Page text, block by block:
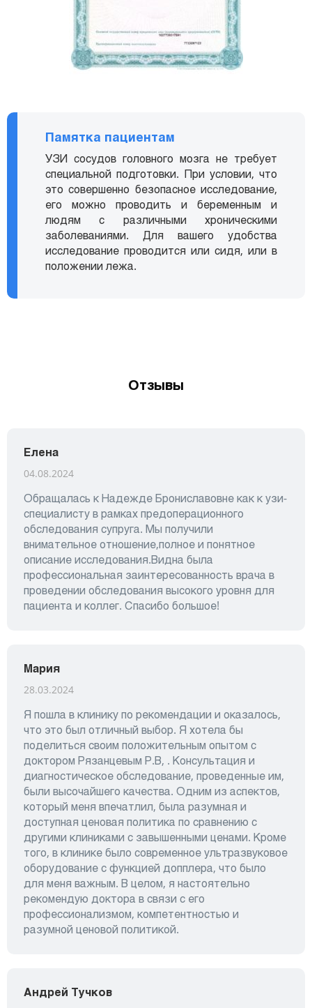
Памятка пациентам
УЗИ сосудов головного мозга не требует
специальной подготовки. При условии, что
это совершенно безопасное исследование,
его можно проводить и беременным и
людям с различными хроническими
заболеваниями. Для вашего удобства
исследование проводится или сидя, или в
положении лежа.
Отзывы
Елена
04.08.2024
Обращалась к Надежде Брониславовне как к узи-
специалисту в рамках предоперационного
обследования супруга. Мы получили
внимательное отношение,полное и понятное
описание исследования.Видна была
профессиональная заинтересованность врача в
проведении обследования высокого уровня для
пациента и коллег. Спасибо большое!
Мария
28.03.2024
Я пошла в клинику по рекомендации и оказалось,
что это был отличный выбор. Я хотела бы
поделиться своим положительным опытом с
доктором Рязанцевым Р.В, . Консультация и
диагностическое обследование, проведенные им,
были высочайшего качества. Одним из аспектов,
который меня впечатлил, была разумная и
доступная ценовая политика по сравнению с
другими клиниками с завышенными ценами. Кроме
того, в клинике было современное ультразвуковое
оборудование с функцией допплера, что было
для меня важным. В целом, я настоятельно
рекомендую доктора в связи с его
профессионализмом, компетентностью и
разумной ценовой политикой.
Андрей Тучков